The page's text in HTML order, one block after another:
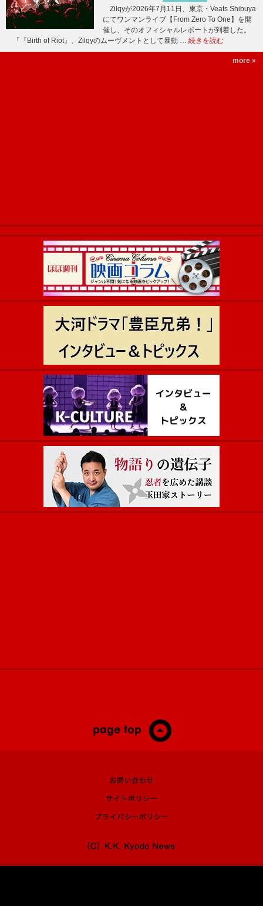
Zilqyが2026年7月11日、東京・Veats Shibuya
にてワンマンライブ【From Zero To One】を開
催し、そのオフィシャルレポートが到着した。
「『Birth of Riot』、Zilqyのムーヴメントとして暴動 … 続きを読む
more »